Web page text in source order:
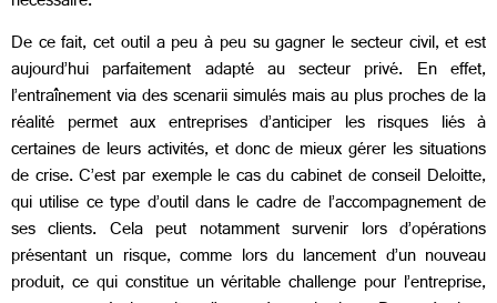
De ce fait, cet outil a peu à peu su gagner le secteur civil, et est
aujourd’hui parfaitement adapté au secteur privé. En effet,
l’entraînement via des scenarii simulés mais au plus proches de la
réalité permet aux entreprises d’anticiper les risques liés à
certaines de leurs activités, et donc de mieux gérer les situations
de crise. C’est par exemple le cas du cabinet de conseil Deloitte,
qui utilise ce type d’outil dans le cadre de l’accompagnement de
ses clients. Cela peut notamment survenir lors d’opérations
présentant un risque, comme lors du lancement d’un nouveau
produit, ce qui constitue un véritable challenge pour l’entreprise,